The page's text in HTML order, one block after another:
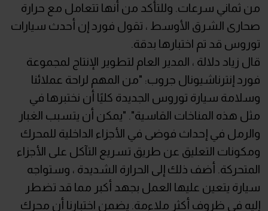
من ثماني سرعات. وللتأكد من أنها تتعامل مع حرارة
صحارى الشرق الأوسط ، تقول فورد إن أحدث سيارات
توروس قد تم اختبارها بدقة.
قال زياد دلالة ، المدير العام لتطوير الإنتاج لمجموعة
فورد إنترناشيونال جروب: "من المهم لراحة عملائنا
وسلامة سيارة توروس الجديدة كليًا أن نختبرها في
مثل هذه المناخات القاسية". "يمكن أن يتسبب الغبار
والرمل في إحداث فوضى في الأجزاء الداخلية للمحرك
ومكونات التعليق عن طريق تسريع التآكل على الأجزاء
المتحركة. أضف ذلك إلى الحرارة الشديدة ، وستواجه
سيارة يتعين عليها العمل بجهد أكبر مما قد تضطر
إليه في ظروف أكثر ملاءمة. يضمن اختبارنا أن محرك